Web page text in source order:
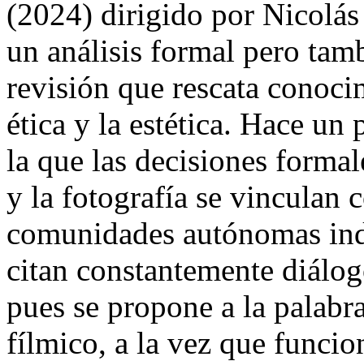
(2024) dirigido por
un análisis formal pero
revisión que rescata
ética y la estética. Hace un
la que las decisiones
y la fotografía se vinculan
comunidades autónomas
citan constantemente
pues se propone a la
fílmico, a la vez que